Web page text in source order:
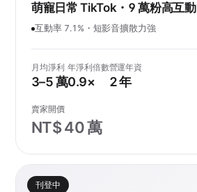
萌寵日常 TikTok・9 萬粉高互動
互動率 7.1%・短影音擴散力強
月均淨利
3–5 萬
年淨利倍數
0.9×
營運年資
2 年
賣家開價
NT$ 40 萬
刊登中